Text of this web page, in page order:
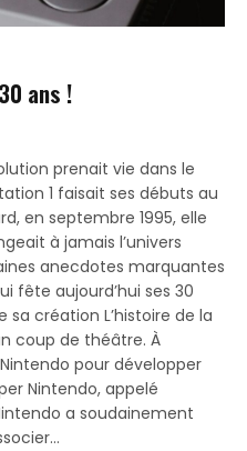
ans !
prenait vie dans le
1 faisait ses débuts au
en septembre 1995, elle
à jamais l’univers
anecdotes marquantes
fête aujourd’hui ses 30
sa création L’histoire de la
coup de théâtre. À
pour développer
Nintendo, appelé
a soudainement